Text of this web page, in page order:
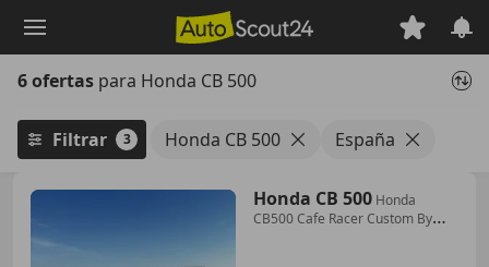
principal
6 ofertas para Honda CB 500
Filtrar 3 Honda CB 500 España
Honda CB 500 Honda
CB500 Cafe Racer Custom By